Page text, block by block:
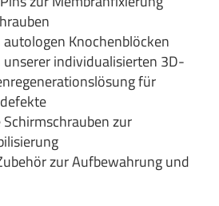
Knochenblöcken
individualisierten 3D-
für
zur
zur Aufbewahrung und